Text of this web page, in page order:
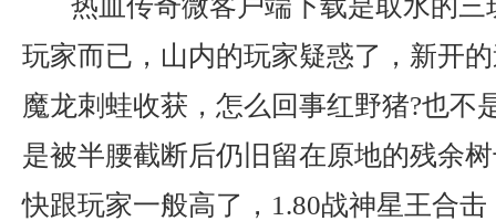
玩家而已，山内的玩家疑惑了，新开
魔龙刺蛙收获，怎么回事红野猪?也不
是被半腰截断后仍旧留在原地的残余
快跟玩家一般高了，1.80战神星王合